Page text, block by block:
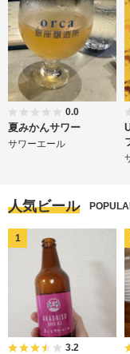
0.0
夏みかんサワー
サワーエール
人気ビール
3.2